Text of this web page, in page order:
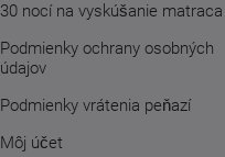
30 nocí na vyskúšanie matraca
Podmienky ochrany osobných
údajov
Podmienky vrátenia peňazí
Môj účet